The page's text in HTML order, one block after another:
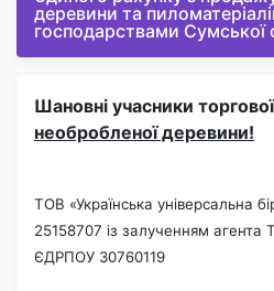
деревини та
господарствами Сумської
Шановні учасники
необробленої деревини!
ТОВ «Українська універсальна
25158707 із залученням агента
ЄДРПОУ 30760119